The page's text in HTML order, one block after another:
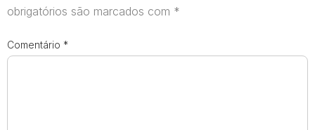
obrigatórios são marcados com *
Comentário *